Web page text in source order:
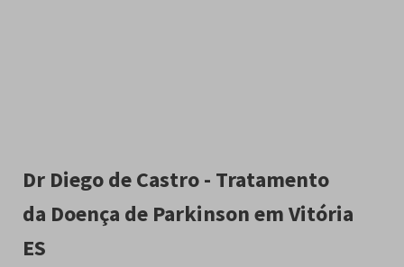
Dr Diego de Castro - Tratamento
da Doença de Parkinson em Vitória
ES